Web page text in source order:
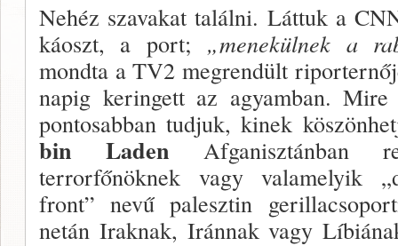
Nehéz szavakat találni. Lát­tuk a
káoszt, a port; „mene­külnek a
mondta a TV2 meg­rendült
napig ke­ringett az agyamban.
pon­tosabban tudjuk, kinek
bin Laden Afganisz­tánban
terrorfőnöknek vagy valamelyik
front” nevű pa­lesztin
netán Iraknak, Iránnak vagy